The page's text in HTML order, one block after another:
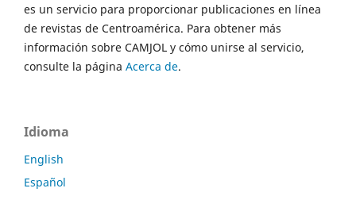
es un servicio para proporcionar publicaciones en línea
de revistas de Centroamérica. Para obtener más
información sobre CAMJOL y cómo unirse al servicio,
consulte la página Acerca de.
Idioma
English
Español